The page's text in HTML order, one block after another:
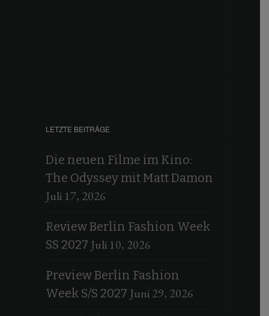
LETZTE BEITRÄGE
Die neuen Filme im Kino:
The Odyssey mit Matt Damon
Juli 17, 2026
Review Berlin Fashion Week
SS 2027 Juli 10, 2026
Preview Berlin Fashion
Week S/S 2027 Juni 29, 2026